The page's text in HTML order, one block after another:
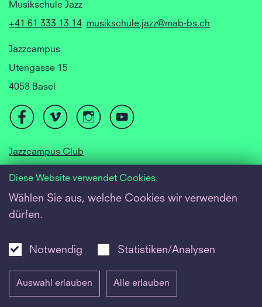
Musikschule Jazz
+41 61 333 13 14 musikschule.jazz@mab-bs.ch
Jazzcampus
Utengasse 15
4058 Basel
Jazzcampus Club
Barrierefreiheit
Inside
Impressum | Datenschutz
Diese Website verwendet Cookies.
Wählen Sie aus, welche Cookies wir verwenden
dürfen.
Notwendig Statistiken/Analysen
Auswahl erlauben Alle erlauben